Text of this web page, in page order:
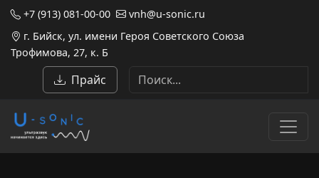
+7 (913) 081-00-00
vnh@u-sonic.ru
г. Бийск, ул. имени Героя Советского Союза
Трофимова, 27, к. Б
Прайс